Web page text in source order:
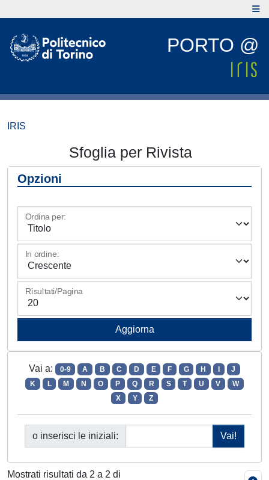
PORTO @
IRIS
Sfoglia per Rivista
Opzioni
Ordina per:
In ordine:
Risultati/Pagina
Vai a: 0-9 A B C D E F G H
J
K
L M N O P Q R S T U V
W
X
Y Z
o inserisci le iniziali:
Mostrati risultati da 2 a 2 di